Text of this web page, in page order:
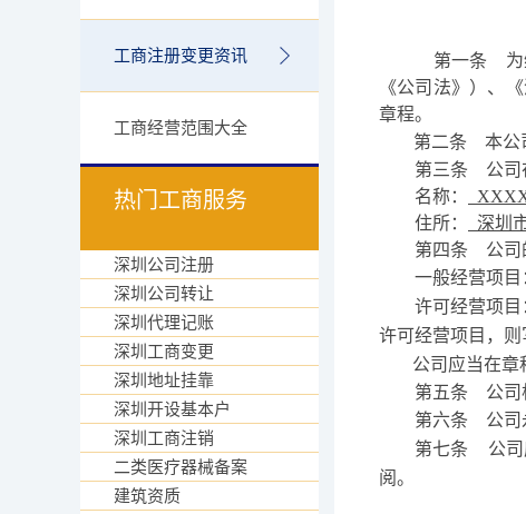
工商注册变更资讯
工商经营范围大全
热门工商服务
深圳公司注册
深圳公司转让
深圳代理记账
深圳工商变更
深圳地址挂靠
深圳开设基本户
深圳工商注销
二类医疗器械备案
建筑资质
第一条
《公司法》）、
章程。
第二条
本公
第三条
公司
名称：
住所：
深圳
第四条
公司
一般经营项目
许可经营项目
许可经营项目，则
公司应当在章
第五条
公司
第六条
公司
第七条
公
阅。